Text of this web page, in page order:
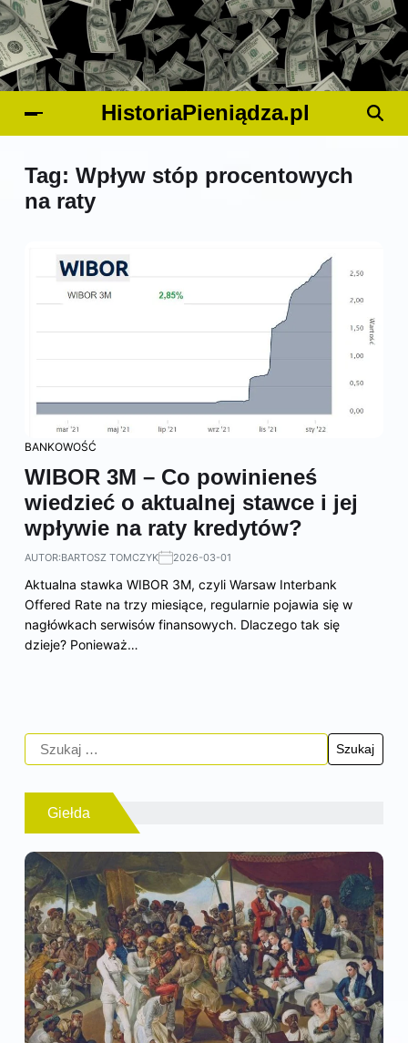
HistoriaPieniądza.pl
Tag: Wpływ stóp procentowych
na raty
BANKOWOŚĆ
WIBOR 3M – Co powinieneś
wiedzieć o aktualnej stawce i jej
wpływie na raty kredytów?
AUTOR:BARTOSZ TOMCZYK 2026-03-01
Aktualna stawka WIBOR 3M, czyli Warsaw Interbank
Offered Rate na trzy miesiące, regularnie pojawia się w
nagłówkach serwisów finansowych. Dlaczego tak się
dzieje? Ponieważ…
Giełda